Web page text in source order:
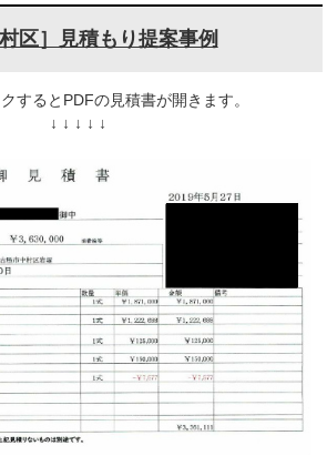
区］見積もり提案事例
するとPDFの見積書が開きます。
↓ ↓ ↓ ↓ ↓